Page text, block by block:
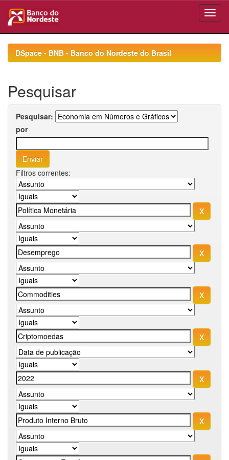
navigationDSpace - BNB - Banco do Nordeste do Brasil
Pesquisar
Pesquisar:
por
Filtros correntes: